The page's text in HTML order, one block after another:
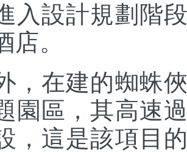
入設計規劃階
店。
在建的蜘蛛俠
園區，其高速
，這是該項目